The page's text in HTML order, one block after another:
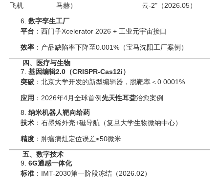
飞机
马赫）
云-2"（2026.05）
6. ‌ 数字孪生工厂
平台 ‌：西门子Xcelerator 2026 + 工业元宇宙接口
效率‌：产品缺陷率下降至0.001%（宝马沈阳工厂案例）
四、医疗与生物
7. ‌ 基因编辑2.0（CRISPR-Cas12i）
突破‌：北京大学开发的新型编辑器，脱靶率＜0.0001%
应用 ‌：2026年4月全球首例‌先天性耳聋‌治愈案例
8. ‌ 纳米机器人靶向给药
技术‌：石墨烯外壳+磁导航（复旦大学生物微纳中心）
精度‌：肿瘤病灶定位误差≤50微米
五、数字技术
9. ‌ 6G通感一体化
标准‌：IMT-2030第一阶段冻结（2026.02）